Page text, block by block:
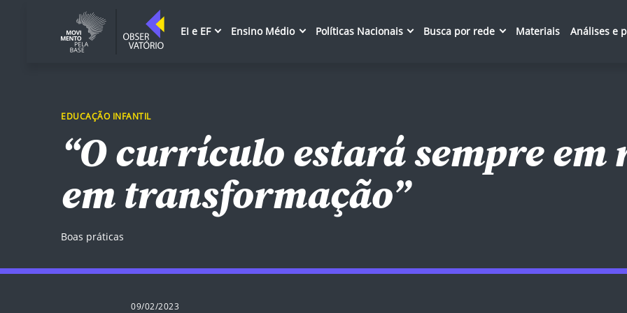
EI e EF Ensino Médio Políticas Nacionais Busca por rede Materiais Análises e
EDUCAÇÃO INFANTIL
“O currículo estará sempre em
em transformação”
Boas práticas
09/02/2023